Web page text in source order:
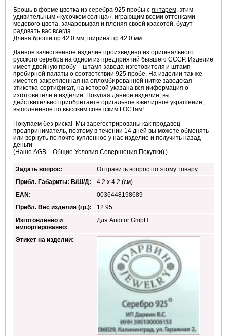
Брошь в форме цветка из серебра 925 пробы с янтарем, этим
удивительным «кусочком солнца», играющим всеми оттенками
медового цвета, зачаровывая и пленяя своей красотой, будут
радовать вас всегда.
Длина броши пр.42.0 мм, ширина пр.42.0 мм.
Данное качественное изделие произведено из оригинального
русского серебра на одном из предприятий бывшего СССР. Изделие
имеет двойную пробу – штамп завода-изготовителя и штамп
пробирной палаты о соответствии 925 пробе. На изделии так же
имеется закрепленная на опломбированной нитке заводская
этикетка-сертификат, на которой указана вся ииформация о
изготовителе и изделии. Покупая данное изделие, вы
действительно приобретаете оригальное ювелирное украшение,
выполненное по высоким советским ГОСТам!
Покупаем без риска! Мы зарегестрированы как продавец-
предприниматель, поэтому в течении 14 дней вы можете обменять
или вернуть по почте купленное у нас изделие и получить назад
деньги
(Наше AGB - Общие Условия Совершения Покупки) ).
Задать вопрос:
Отправить вопрос по этому товару
Прибл. Габариты: В/Ш/Д:
4.2 x 4.2 (см)
EAN:
0036448198689
Прибл. Вес изделия (гр.):
12.95
Изготовленно и
импортированно:
Для Auditor GmbH
Этикет на изделии: